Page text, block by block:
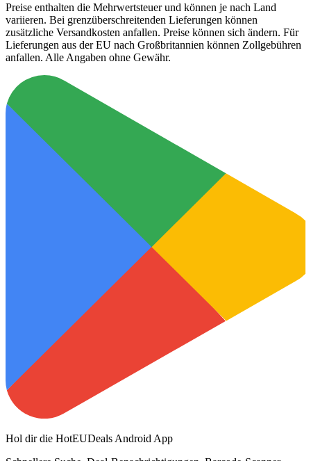
Preise enthalten die Mehrwertsteuer und können je nach Land
variieren. Bei grenzüberschreitenden Lieferungen können
zusätzliche Versandkosten anfallen. Preise können sich ändern. Für
Lieferungen aus der EU nach Großbritannien können Zollgebühren
anfallen. Alle Angaben ohne Gewähr.
Hol dir die HotEUDeals Android App